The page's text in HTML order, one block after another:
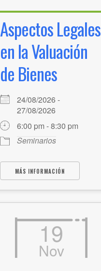
Aspectos Legales
en la Valuación
de Bienes
24/08/2026 -
27/08/2026
6:00 pm - 8:30 pm
Seminarios
MÁS INFORMACIÓN
19
Nov